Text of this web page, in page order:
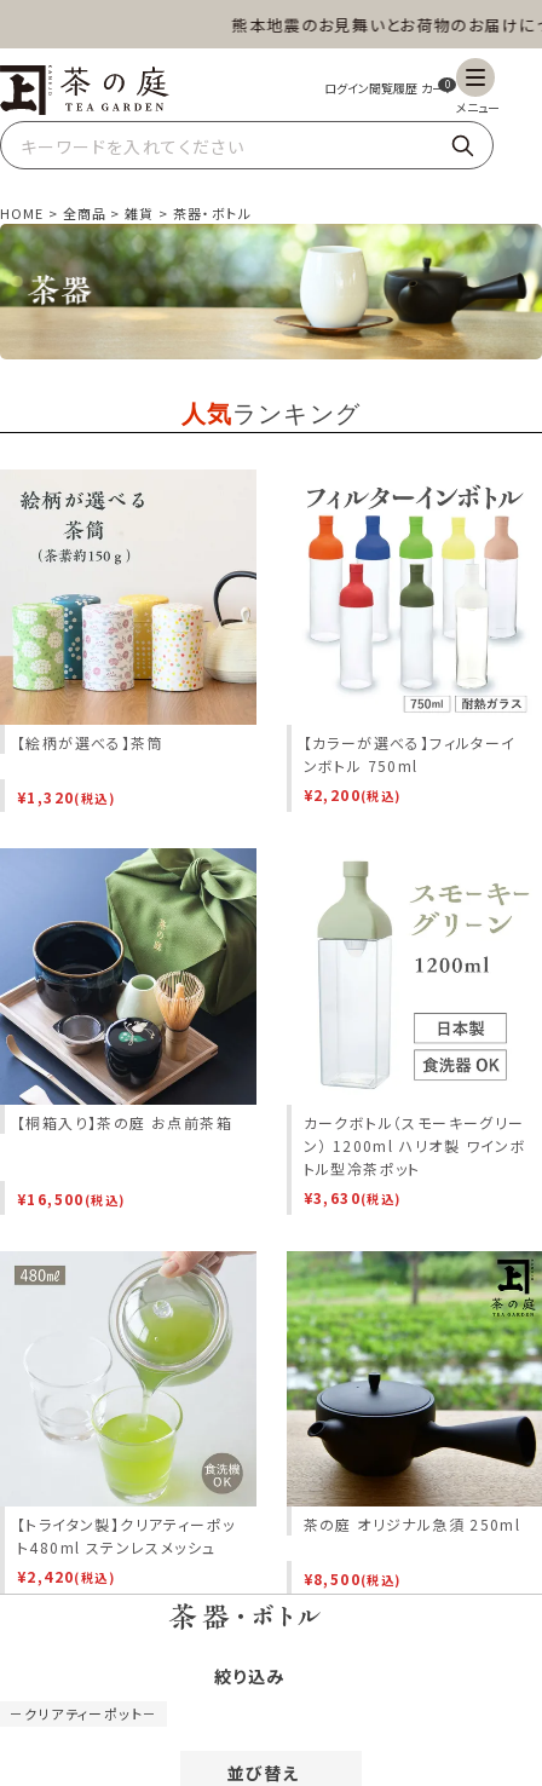
熊本地震のお見舞いとお荷物のお届けにつ
茶の庭オンラインショップ 0
ギフト 特上高級茶 深蒸し茶 水出し茶
スイーツ 雑貨 業務用 商品一覧
HOME 全商品 雑貨 茶器・ボトル
人気ランキング
【絵柄が選べる】茶筒
¥1,320(税込)
【カラーが選べる】フィルターイ
ンボトル 750ml
¥2,200(税込)
【桐箱入り】茶の庭 お点前茶箱
¥16,500 (税込)
カークボトル（スモーキーグリー
ン） 1200ml ハリオ製 ワインボ
トル型冷茶ポット
¥3,630(税込)
【トライタン製】クリアティーポッ
ト480ml ステンレスメッシュ
¥2,420(税込)
茶の庭 オリジナル急須 250ml
¥8,500(税込)
茶器・ボトル
絞り込み
－クリアティーポット－
並び替え